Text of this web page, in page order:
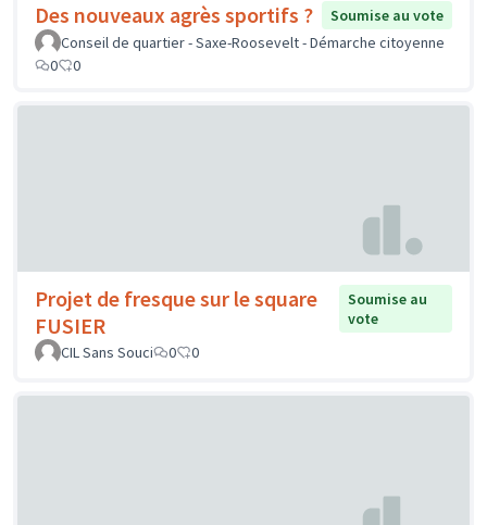
Des nouveaux agrès sportifs ?
Soumise au vote
Conseil de quartier - Saxe-Roosevelt - Démarche citoyenne
0
0
Projet de fresque sur le square
FUSIER
Soumise au
vote
CIL Sans Souci
0 0